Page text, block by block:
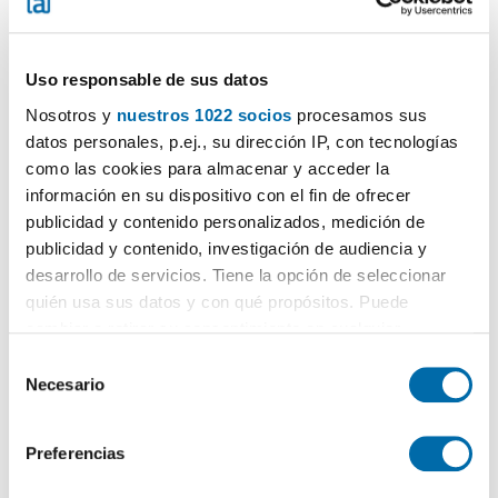
Uso responsable de sus datos
Nosotros y nuestros 1022 socios procesamos sus
datos personales, p.ej., su dirección IP, con tecnologías
como las cookies para almacenar y acceder la
información en su dispositivo con el fin de ofrecer
publicidad y contenido personalizados, medición de
publicidad y contenido, investigación de audiencia y
desarrollo de servicios. Tiene la opción de seleccionar
quién usa sus datos y con qué propósitos. Puede
el Menú de consentimiento.
Recopilar información sobre su ubicación geográfica
Necesario
Preferencias
550€
61m 3 Ch. 1 Salle de bain
L' Aldea
Téléphoner
Contacter
PREMIUM